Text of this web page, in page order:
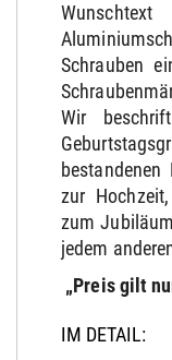
Schrauben
Wir
zur
zum
jedem
„Preis gilt
IM DETAIL: